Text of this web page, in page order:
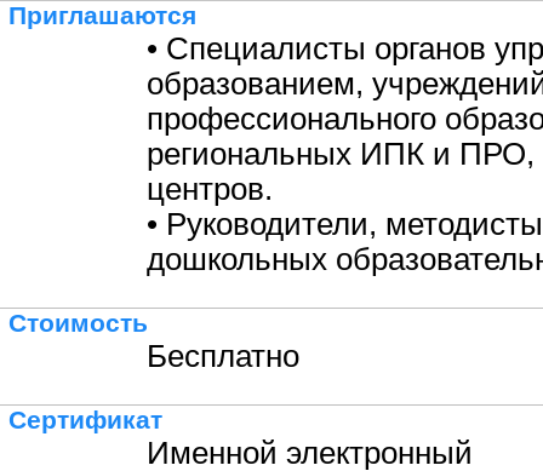
Приглашаются
• Специалисты органов
образованием,
профессионального
региональных ИПК и ПРО,
центров.
• Руководители,
дошкольных
Стоимость
Бесплатно
Сертификат
Именной электронный